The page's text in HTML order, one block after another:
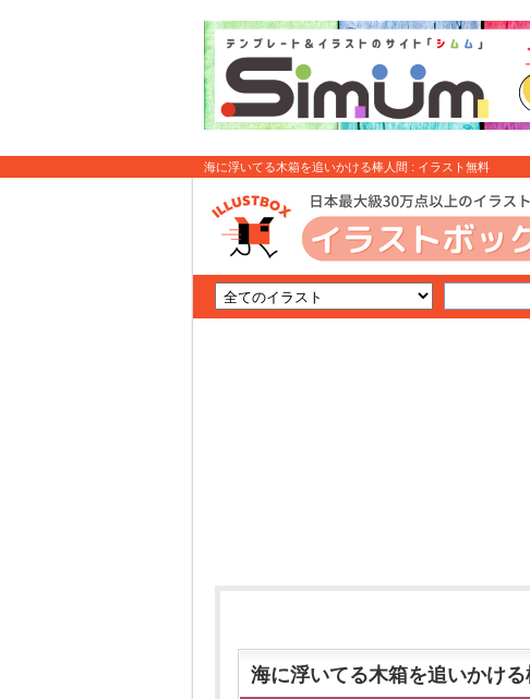
海に浮いてる木箱を追いかける棒人間 : イラスト無料
海に浮いてる木箱を追いかける